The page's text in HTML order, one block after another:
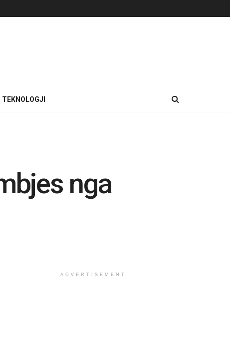
TEKNOLOGJI
nga
ADVERTISEMENT